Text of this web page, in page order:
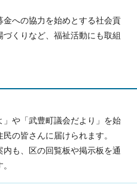
金への協力を始めとする社会貢
くりなど、福祉活動にも取組
や「武豊町議会だより」を始
の皆さんに届けられます。
も、区の回覧板や掲示板を通